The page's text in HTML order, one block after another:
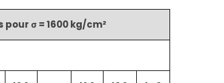
σ = 1600 kg/cm²